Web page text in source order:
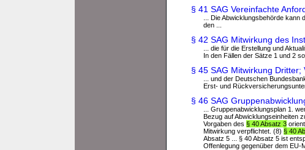
§ 41 SAG Vereinfachte
... Die Abwicklungsbehörde kann
den ...
§ 42 SAG Mitwirkung des
... die für die Erstellung und
In den Fällen der Sätze 1 und 2
§ 45 SAG Mitwirkung
... und der Deutschen
Erst- und
§ 46 SAG
... Gruppenabwicklungsplan 1.
Bezug auf Abwicklungseinheiten
Vorgaben des § 40 Absatz 3
Mitwirkung verpflichtet. (8) § 40
Absatz 5 ... § 40 Absatz 5 ist
Offenlegung gegenüber dem EU-